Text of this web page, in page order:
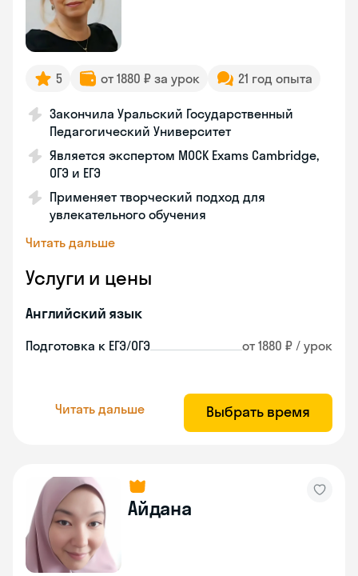
5 от 1880 ₽ за урок 21 год опыта
Закончила Уральский Государственный
Педагогический Университет
Является экспертом MOCK Exams Cambridge,
ОГЭ и ЕГЭ
Применяет творческий подход для
увлекательного обучения
Читать дальше
Услуги и цены
Английский язык
Подготовка к ЕГЭ/ОГЭ от 1880 ₽ / урок
Читать дальше Выбрать время
Айдана